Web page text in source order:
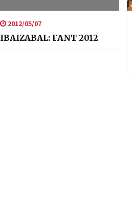
2012/05/07
IBAIZABAL: FANT 2012